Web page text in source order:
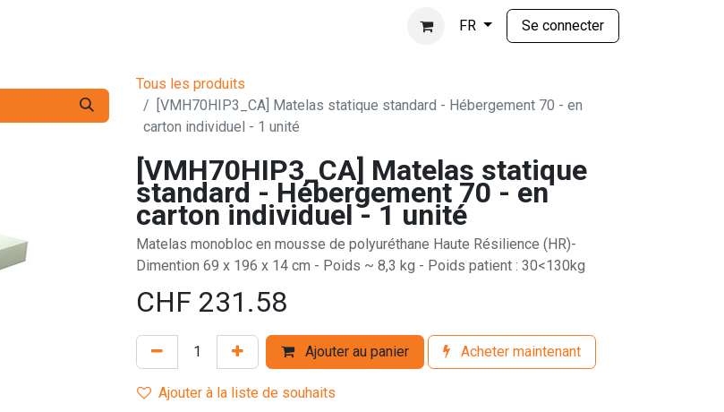
FR Se connecter
Tous les produits
[VMH70HIP3_CA] Matelas statique standard - Hébergement 70 - en
carton individuel - 1 unité
[VMH70HIP3_CA] Matelas statique
standard - Hébergement 70 - en
carton individuel - 1 unité
Matelas monobloc en mousse de polyuréthane Haute Résilience (HR)-
Dimention 69 x 196 x 14 cm - Poids ~ 8,3 kg - Poids patient : 30<130kg
CHF 231.58
Ajouter au panier Acheter maintenant
Ajouter à la liste de souhaits